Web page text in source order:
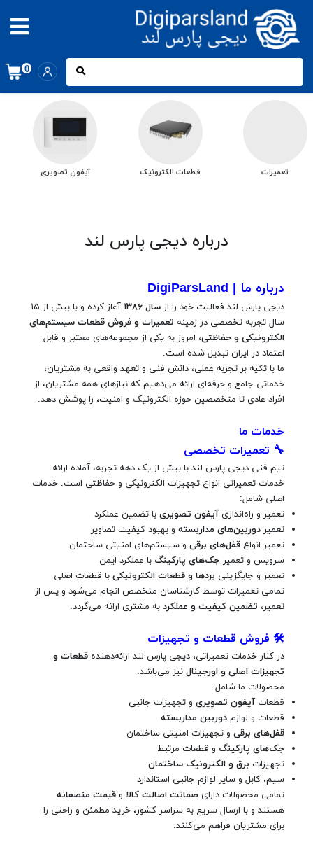
0
تعمیرات قطعات الکترونیک آیفون تصویری
درباره دیجی پارس لند
درباره ما | DigiParsLand
دیجی پارس لند فعالیت خود را از سال ۱۳۸۶
آغاز کرده و با بیش از ۱۵
سال تجربه تخصصی در زمینه تعمیرات و فروش قطعات سیستم‌های
الکترونیکی و حفاظتی، امروز به یکی از مجموعه‌های معتبر و قابل
اعتماد در ایران تبدیل شده است.
ما با تکیه بر تجربه عملی، دانش فنی و تعهد واقعی به مشتریان،
خدماتی جامع و حرفه‌ای ارائه می‌دهیم که نیازهای همه مشتریان، از
افراد عادی تا متخصصین حوزه الکترونیک و امنیت، را پوشش دهد.
خدمات ما
🔧 تعمیرات تخصصی
تیم فنی دیجی پارس لند با بیش از یک دهه تجربه، آماده ارائه
خدمات تعمیراتی انواع تجهیزات الکترونیکی و حفاظتی است. خدمات
اصلی شامل:
تعمیر و راه‌اندازیآیفون تصویری با تضمین عملکرد
تعمیر دوربین‌های مداربسته و بهبود کیفیت تصاویر
تعمیر انواع قفل‌های برقی و سیستم‌های امنیتی ساختمان
سرویس و تعمیر جک‌های پارکینگ با عملکرد ایمن
تعمیر و جایگزینی بردها و قطعات الکترونیکی با قطعات اصلی
تمامی تعمیرات توسط کارشناسان متخصص انجام می‌شود و پس از
تعمیر، تضمین کیفیت و عملکرد به مشتری ارائه می‌گردد.
🛠️ فروش قطعات و تجهیزات
در کنار خدمات تعمیراتی، دیجی پارس لند ارائه‌دهنده قطعات و
تجهیزات اصلی و اورجینال نیز می‌باشد.
محصولات ما شامل:
قطعاتآیفون تصویری و تجهیزات جانبی
قطعات و لوازم دوربین مداربسته
قفل‌های برقی و تجهیزات امنیتی ساختمان
جک‌های پارکینگ و قطعات مرتبط
تجهیزات برق و الکترونیک ساختمان
سیم، کابل و سایر لوازم جانبی استاندارد
تمامی محصولات دارای ضمانت اصالت کالا و قیمت منصفانه
هستند و با ارسال سریع به سراسر کشور، خرید مطمئن و راحتی را
برای مشتریان فراهم می‌کنند.